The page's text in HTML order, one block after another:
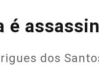
é
dos